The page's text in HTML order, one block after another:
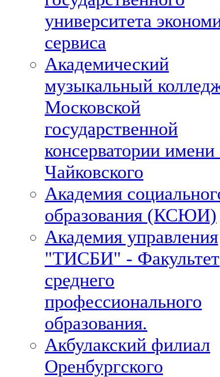
университета
сервиса
Академический
музыкальный
Московской
государственной
консерватории
Чайковского
Академия
образования (КСЮИ)
Академия управления
"ТИСБИ" - Факультет
среднего
профессионального
образования.
Акбулакский филиал
Оренбургского